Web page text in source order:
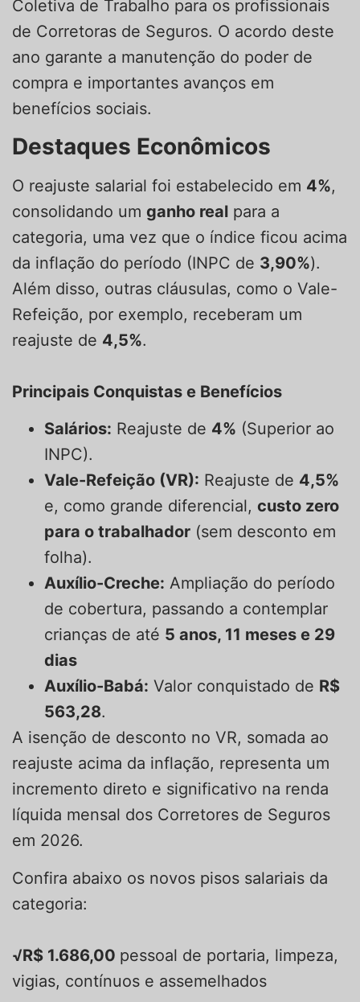
Coletiva de Trabalho para os profissionais
de Corretoras de Seguros. O acordo deste
ano garante a manutenção do poder de
compra e importantes avanços em
benefícios sociais.
Destaques Econômicos
O reajuste salarial foi estabelecido em 4%,
consolidando um ganho real para a
categoria, uma vez que o índice ficou acima
da inflação do período (INPC de 3,90%).
Além disso, outras cláusulas, como o Vale-
Refeição, por exemplo, receberam um
reajuste de 4,5%.
Principais Conquistas e Benefícios
Salários: Reajuste de 4% (Superior ao
INPC).
Vale-Refeição (VR): Reajuste de 4,5%
e, como grande diferencial, custo zero
para o trabalhador (sem desconto em
folha).
Auxílio-Creche: Ampliação do período
de cobertura, passando a contemplar
crianças de até 5 anos, 11 meses e 29
dias
Auxílio-Babá: Valor conquistado de R$
563,28.
A isenção de desconto no VR, somada ao
reajuste acima da inflação, representa um
incremento direto e significativo na renda
líquida mensal dos Corretores de Seguros
em 2026.
Confira abaixo os novos pisos salariais da
categoria:
√R$ 1.686,00 pessoal de portaria, limpeza,
vigias, contínuos e assemelhados